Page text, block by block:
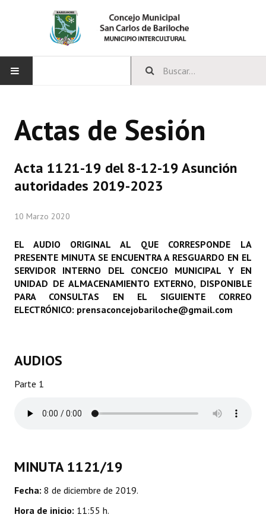
CONCEJO
Integrantes del Concejo
Concejales Mandato Cumplido
Programas
LEGISLACIÓN
Constitución Provincial
Carta Orgánica 2007
Informes de Gestión
Actas de Sesión
Acta 1121-19 del 8-12-19 Asunción
autoridades 2019-2023
10 Marzo 2020
EL AUDIO ORIGINAL AL QUE CORRESPONDE LA
PRESENTE MINUTA SE ENCUENTRA A RESGUARDO EN EL
SERVIDOR INTERNO DEL CONCEJO MUNICIPAL Y EN
UNIDAD DE ALMACENAMIENTO EXTERNO, DISPONIBLE
PARA CONSULTAS EN EL SIGUIENTE CORREO
ELECTRÓNICO: prensaconcejobariloche@gmail.com
AUDIOS
Parte 1
MINUTA 1121/19
Fecha: 8 de diciembre de 2019.
Hora de inicio: 11:55 h.